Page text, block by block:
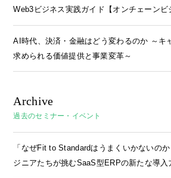
Web3ビジネス実践ガイド【オンチェーンビ
AI時代、決済・金融はどう変わるのか ～キ
求められる価値提供と事業変革～
Archive
過去のセミナー・イベント
「なぜFit to Standardはうまくいかないの
ジニアたちが挑むSaaS型ERPの新たな導入